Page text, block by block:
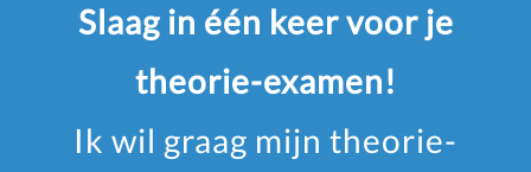
Slaag in één keer voor je
theorie-examen!
Ik wil graag mijn theorie-